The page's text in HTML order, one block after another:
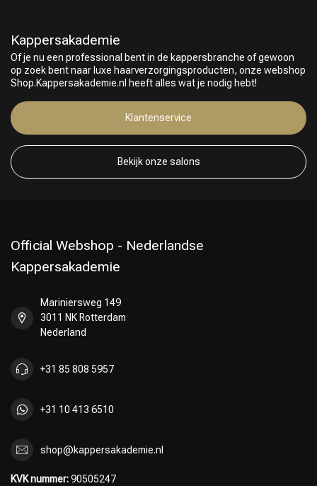
Keuze van onze Kappers
Kappersakademie
Of je nu een professional bent in de kappersbranche of gewoon
op zoek bent naar luxe haarverzorgingsproducten, onze webshop
Shop.Kappersakademie.nl heeft alles wat je nodig hebt!
Klantenservice
Bekijk onze salons
Official Webshop - Nederlandse
Kappersakademie
Mariniersweg 149
3011 NK Rotterdam
Nederland
+31 85 808 5957
+31 10 413 6510
shop@kappersakademie.nl
KVK nummer:90505247